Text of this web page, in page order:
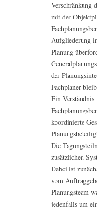
Verschränkung
mit der
Aufgliederung
Planung
der
Fachplaner
Ein
koordinierte
Die
zusätzlichen
Dabei ist
vom
Planungsteam
jedenfalls um